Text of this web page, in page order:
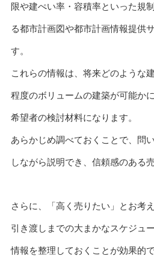
限や建ぺい率・容積率といった規
る都市計画図や都市計画情報提供
す。
これらの情報は、将来どのような
程度のボリュームの建築が可能か
希望者の検討材料になります。
あらかじめ調べておくことで、問
しながら説明でき、信頼感のある
さらに、「高く売りたい」とお考
引き渡しまでの大まかなスケジュ
情報を整理しておくことが効果的で